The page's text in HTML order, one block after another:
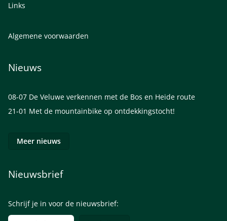
Links
Algemene voorwaarden
Nieuws
08-07 De Veluwe verkennen met de Bos en Heide route
21-01 Met de mountainbike op ontdekkingstocht!
Meer nieuws
Nieuwsbrief
Schrijf je in voor de nieuwsbrief: